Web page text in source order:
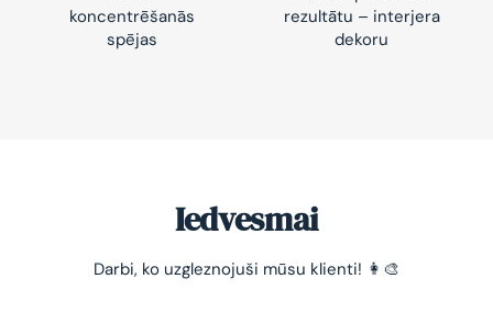
koncentrēšanās
spējas
rezultātu – interjera
dekoru
Iedvesmai
Darbi, ko uzgleznojuši mūsu klienti! 👩‍🎨
-10% pirmajam pasūtījumam
Vienkāršs veids, kā atslābināties un nomierināt